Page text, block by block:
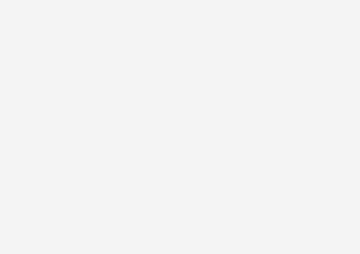
Validation die Verantwortung
in Mulfingen-Hollenbach.